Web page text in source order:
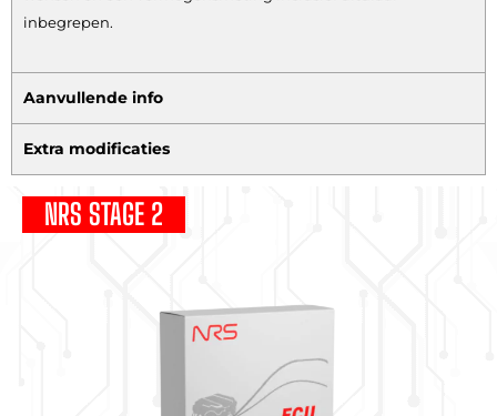
inbegrepen.
Aanvullende info
Extra modificaties
NRS STAGE 2